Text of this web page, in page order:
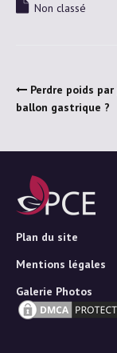
Non classé
Perdre poids par
ballon gastrique ?
Plan du site
Mentions légales
Galerie Photos